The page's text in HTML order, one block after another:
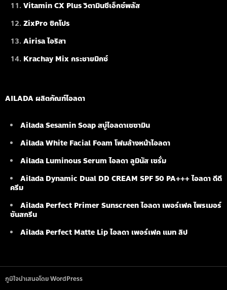
Vitamin CX Plus วิตามินซีเอ็กซ์พลัส
ZixPro ซิกโปร
Airisa ไอริสา
Krachay Mix กระชายมิกซ์
AILADA ผลิตภัณฑ์ไอลดา
Ailada Sesamin Soapสบู่ไอลดาเซซามิน
Ailada White Facial Foamโฟมล้างหน้าไอลดา
Ailada Luminous Serumไอลดา ลูมินัส เซรั่ม
Ailada Dynamic Dual DD CREAM SPF 50 PA+++ ไอลดา ดีดี
ครีม
Ailada Perfect Primer Sunscreen ไอลดา เพอร์เฟค ไพรเมอร์
ซันสกรีน
Ailada Perfect Matte Lip ไอลดา เพอร์เฟค แมท ลิป
ภูมิใจนำเสนอโดย WordPress